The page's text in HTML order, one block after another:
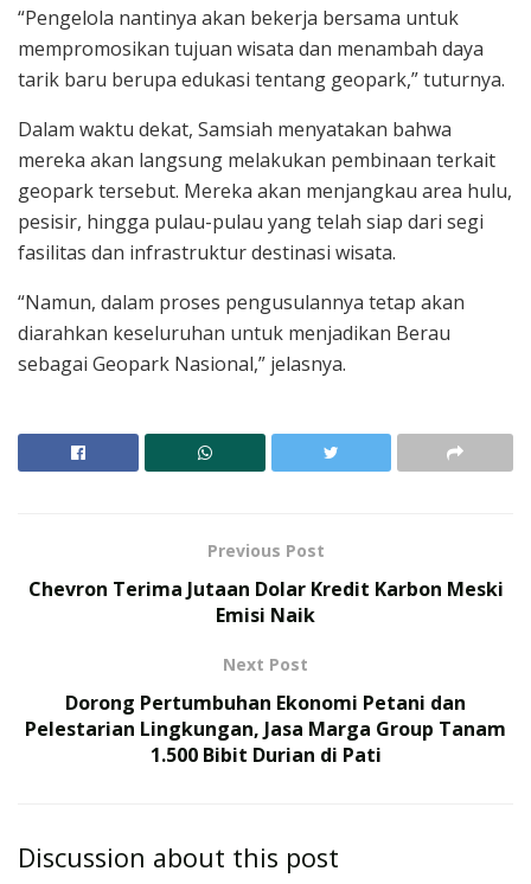
“Pengelola nantinya akan bekerja bersama untuk
mempromosikan tujuan wisata dan menambah daya
tarik baru berupa edukasi tentang geopark,” tuturnya.
Dalam waktu dekat, Samsiah menyatakan bahwa
mereka akan langsung melakukan pembinaan terkait
geopark tersebut. Mereka akan menjangkau area hulu,
pesisir, hingga pulau-pulau yang telah siap dari segi
fasilitas dan infrastruktur destinasi wisata.
“Namun, dalam proses pengusulannya tetap akan
diarahkan keseluruhan untuk menjadikan Berau
sebagai Geopark Nasional,” jelasnya.
Previous Post
Chevron Terima Jutaan Dolar Kredit Karbon Meski
Emisi Naik
Next Post
Dorong Pertumbuhan Ekonomi Petani dan
Pelestarian Lingkungan, Jasa Marga Group Tanam
1.500 Bibit Durian di Pati
Discussion about this post